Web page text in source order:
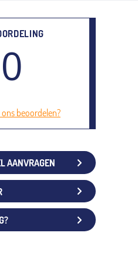
beoordelen?
AANVRAGEN